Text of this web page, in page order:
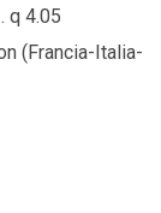
q 4.05
(Francia-Italia-